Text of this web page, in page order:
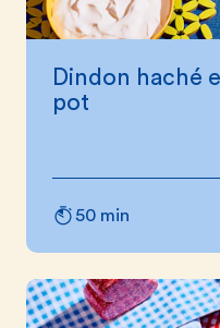
Dindon haché
pot
50 min